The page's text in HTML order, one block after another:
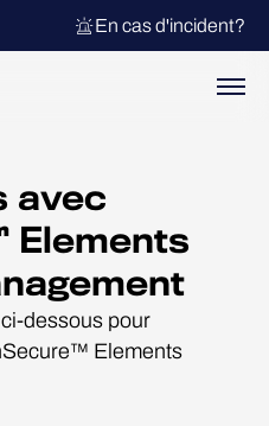
En cas d'incident?
avec
Elements
dessous pour
Elements